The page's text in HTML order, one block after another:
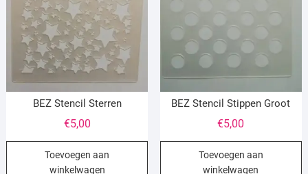
BEZ Stencil Sterren
€5,00
Toevoegen aan
winkelwagen
BEZ Stencil Stippen Groot
€5,00
Toevoegen aan
winkelwagen